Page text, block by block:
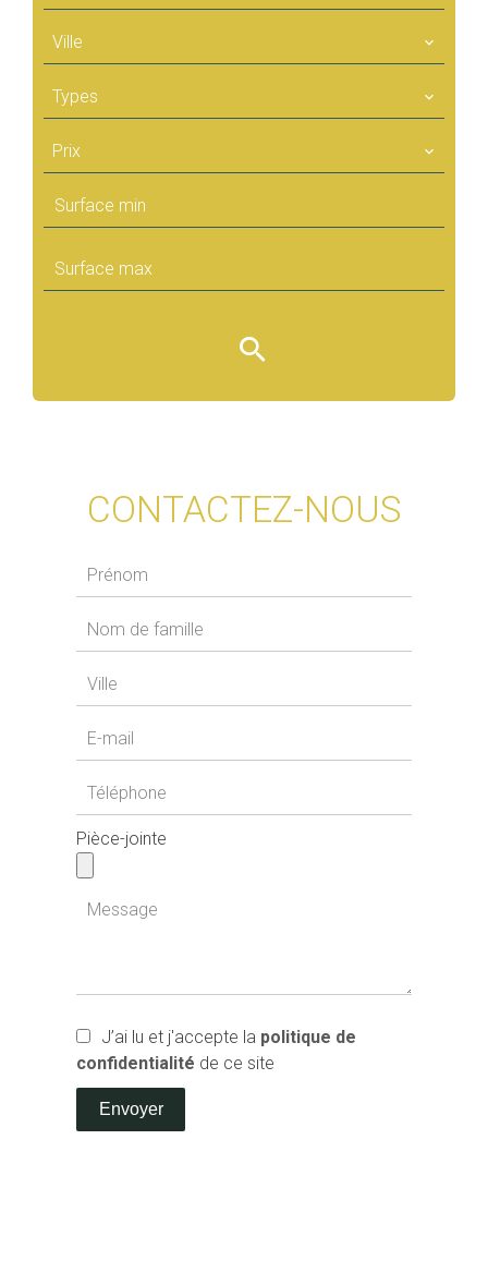
Ville
Types
Prix
CONTACTEZ-NOUS
Pièce-jointe
J’ai lu et j'accepte la politique de
confidentialité de ce site
Envoyer